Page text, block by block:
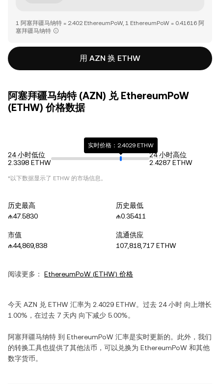
1 阿塞拜疆马纳特 = 2.402 EthereumPoW, 1 EthereumPoW = 0.41616 阿
塞拜疆马纳特
用 AZN 换 ETHW
阿塞拜疆马纳特 (AZN) 兑 EthereumPoW
(ETHW) 价格数据
24 小时低位
2.3398 ETHW
实时价格：2.4029 ETHW
24 小时高位
2.4287 ETHW
*以下数据显示了 ETHW 的市场信息。
历史最高
₼47.5830
历史最低
₼0.35411
市值
₼44,869,838
流通供应
107,818,717 ETHW
阅读更多： EthereumPoW (ETHW) 价格
今天 AZN 兑 ETHW 汇率为 2.4029 ETHW。过去 24 小时 向上增长
1.00% ，在过去 7 天内 向下减少 5.00%。
阿塞拜疆马纳特 到 EthereumPoW 汇率是实时更新的。此外，我们
的转换工具也提供了其他法币，可以兑换为 EthereumPoW 和其他
数字货币。